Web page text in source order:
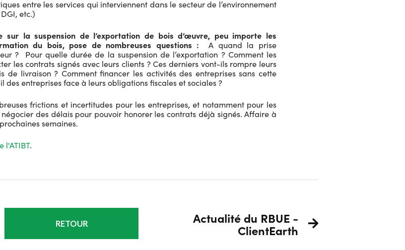
entre les services qui interviennent dans le secteur de l’environnement
etc.)
sur la suspension de l’exportation de bois d’œuvre, peu importe les
du bois, pose de nombreuses questions : A quand la prise
? Pour quelle durée de la suspension de l’exportation ? Comment les
les contrats signés avec leurs clients ? Ces derniers vont-ils rompre leurs
de livraison ? Comment financer les activités des entreprises sans cette
des entreprises face à leurs obligations fiscales et sociales ?
frictions et incertitudes pour les entreprises, et notamment pour les
des délais pour pouvoir honorer les contrats déjà signés. Affaire à
semaines.
l'ATIBT.
RETOUR Actualité du RBUE -
ClientEarth